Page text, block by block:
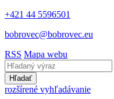
+421 44 5596501
bobrovec@bobrovec.eu
RSS Mapa webu
Hľadať
rozšírené vyhľadávanie